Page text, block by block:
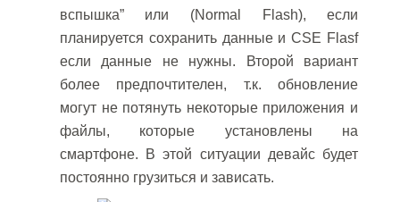
вспышка” или (Normal Flash), если
планируется сохранить данные и CSE Flasf
если данные не нужны. Второй вариант
более предпочтителен, т.к. обновление
могут не потянуть некоторые приложения и
файлы, которые установлены на
смартфоне. В этой ситуации девайс будет
постоянно грузиться и зависать.